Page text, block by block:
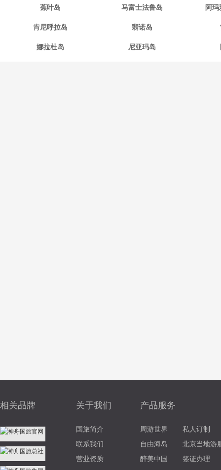
蕉叶岛 马富士法鲁岛 阿
肯尼呼拉岛 翡诺岛
娜拉杜岛 尼亚玛岛
相关品牌 关于我们
国旅简介
联系我们
营业资质
产品服务
周游世界
私人订制
自由海岛
北京当地游
醉美中国
签证办理